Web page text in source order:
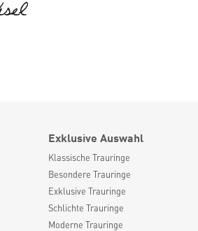
Exklusive Auswahl
Klassische Trauringe
Besondere Trauringe
Exklusive Trauringe
Schlichte Trauringe
Moderne Trauringe